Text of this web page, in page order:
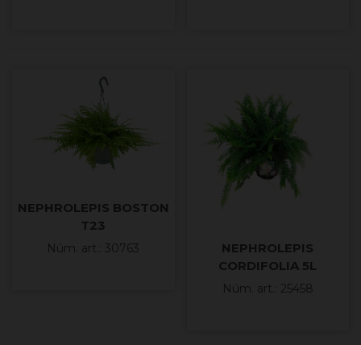
NEPHROLEPIS BOSTON
T23
Núm. art.: 30763
NEPHROLEPIS
CORDIFOLIA 5L
Núm. art.: 25458